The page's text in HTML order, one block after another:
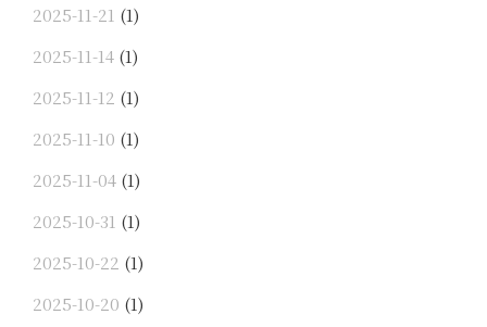
2025-11-21 (1)
2025-11-14 (1)
2025-11-12 (1)
2025-11-10 (1)
2025-11-04 (1)
2025-10-31 (1)
2025-10-22 (1)
2025-10-20 (1)